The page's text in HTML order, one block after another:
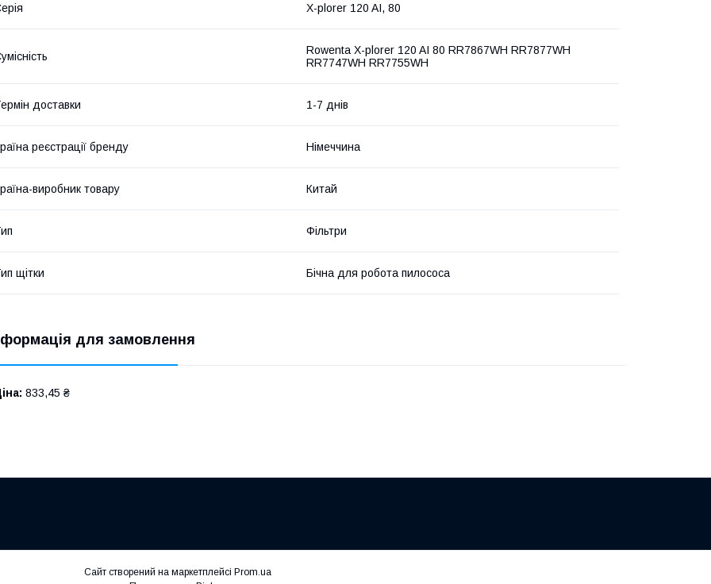
X-plorer 120 AI, 80
Rowenta X-plorer 120 AI 80 RR7867WH RR7877WH
RR7747WH RR7755WH
доставки 1-7 днів
реєстрації бренду Німеччина
виробник товару Китай
Фільтри
щітки Бічна для робота пилососа
для замовлення
833,45 ₴
Сайт створений на маркетплейсі Prom.ua